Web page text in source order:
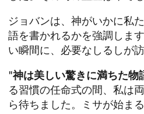
ジョバンは、神がいかに私
語を書かれるかを強調しま
い瞬間に、必要なしるしが
"神は美しい驚きに満ちた物
る習慣の任命式の間、私は
ら待ちました。ミサが始ま